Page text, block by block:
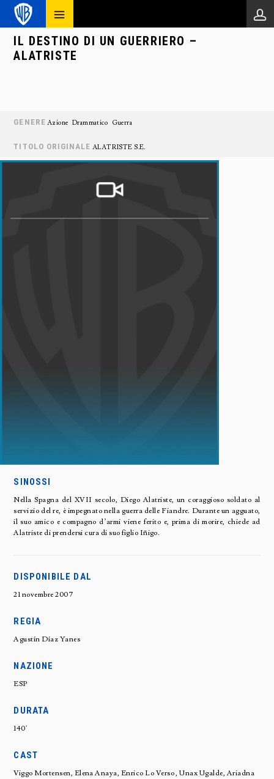
IL DESTINO DI UN GUERRIERO –
ALATRISTE
GENERE Azione Drammatico Guerra
TITOLO ORIGINALE ALATRISTE S.E.
SINOSSI
Nella Spagna del XVII secolo, Diego Alatriste, un coraggioso soldato al
servizio del re, è impegnato nella guerra delle Fiandre. Durante un agguato,
il suo amico e compagno d’armi viene ferito e, prima di morire, chiede ad
Alatriste di prendersi cura di suo figlio Iñigo.
DISPONIBILE DAL
21 novembre 2007
REGIA
Agustín Díaz Yanes
NAZIONE
ESP
DURATA
140'
CAST
Viggo Mortensen, Elena Anaya, Enrico Lo Verso , Unax Ugalde, Ariadna